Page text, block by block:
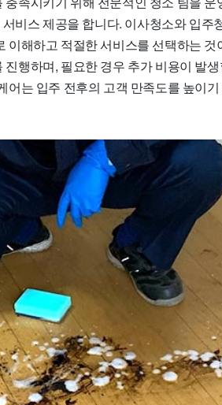
비스 제공을 합니다. 이사청소와 입주
이해하고 적절한 서비스를 선택하는 것
행하며, 필요한 경우 추가 비용이 발
는 입주 전후의 고객 만족도를 높이